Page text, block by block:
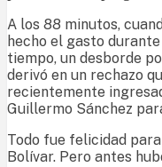
A los 88 minutos,
hecho el gasto
tiempo, un desborde
derivó en un rechazo
recientemente
Guillermo Sánchez
Todo fue felicidad
Bolívar. Pero antes